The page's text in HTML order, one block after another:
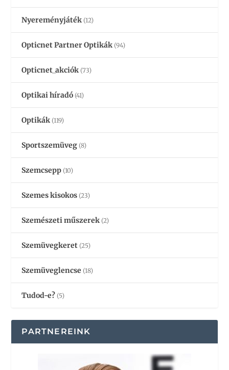
Nyereményjáték (12)
Opticnet Partner Optikák (94)
Opticnet_akciók (73)
Optikai híradó (41)
Optikák (119)
Sportszemüveg (8)
Szemcsepp (10)
Szemes kisokos (23)
Szemészeti műszerek (2)
Szemüvegkeret (25)
Szemüveglencse (18)
Tudod-e? (5)
PARTNEREINK